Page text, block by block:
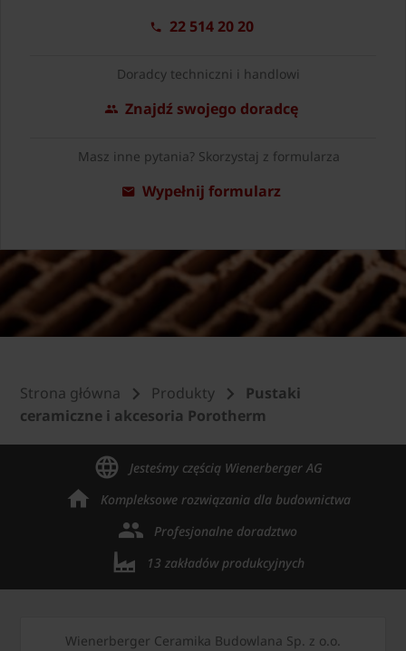
22 514 20 20
Doradcy techniczni i handlowi
Znajdź swojego doradcę
Masz inne pytania? Skorzystaj z formularza
Wypełnij formularz
Strona główna Produkty
Pustaki
ceramiczne i akcesoria Porotherm
Jesteśmy częścią Wienerberger AG
Kompleksowe rozwiązania dla budownictwa
Profesjonalne doradztwo
13 zakładów produkcyjnych
Wienerberger Ceramika Budowlana Sp. z o.o.